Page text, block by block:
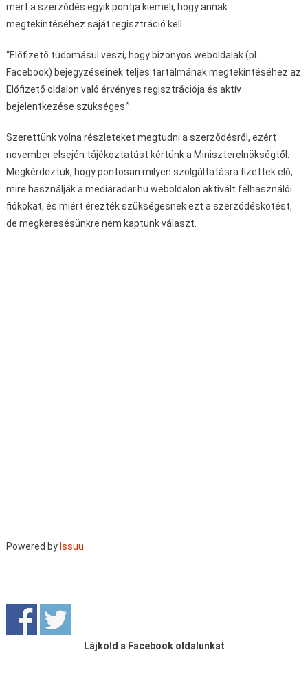
mert a szerződés egyik pontja kiemeli, hogy annak
megtekintéséhez saját regisztráció kell.
“Előfizető tudomásul veszi, hogy bizonyos weboldalak (pl.
Facebook) bejegyzéseinek teljes tartalmának megtekintéséhez az
Előfizető oldalon való érvényes regisztrációja és aktív
bejelentkezése szükséges.”
Szerettünk volna részleteket megtudni a szerződésről, ezért
november elsején tájékoztatást kértünk a Miniszterelnökségtől.
Megkérdeztük, hogy pontosan milyen szolgáltatásra fizettek elő,
mire használják a mediaradar.hu weboldalon aktivált felhasználói
fiókokat, és miért érezték szükségesnek ezt a szerződéskötést,
de megkeresésünkre nem kaptunk választ.
Powered by Issuu
Lájkold a Facebook oldalunkat